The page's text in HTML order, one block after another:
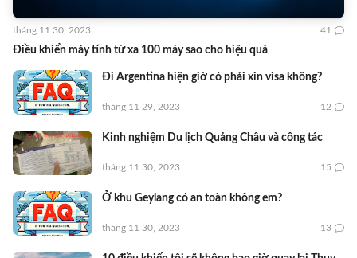
Điều khiển máy tính từ xa 100 máy sao cho hiệu quả
tháng 11 30, 2023 41
Đi Argentina hiện giờ có phải xin visa không?
tháng 11 29, 2023 12
Kinh nghiệm Du lịch Quảng Châu và công tác
tháng 11 30, 2023 15
Ở khu Geylang có an toàn không em?
tháng 11 30, 2023 13